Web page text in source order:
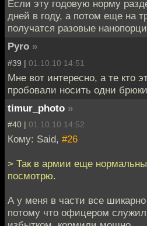
Если эту годовую норму
дней в году, а потом еще на
получатся разовые
Pyro »
#39 | 01.10.10 14:51
Мне вот интересно, а те кто
пробовали носить одни
timur_photo »
#40 | 01.10.10 14:52
Кому: Said, #26
> Так в армии еще
посмотрю.
А у меня в части все
потому что офицером